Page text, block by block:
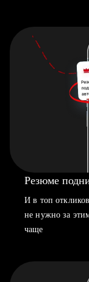
Резюме
И в топ
не нужно за
чаще